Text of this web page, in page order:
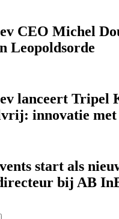
CEO Michel
Leopoldsorde
lanceert Tripel
innovatie met
start als
bij AB